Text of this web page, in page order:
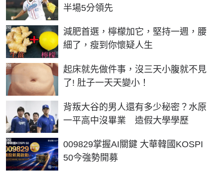
半場5分領先
減肥首選，檸檬加它，堅持一週，腰
細了，瘦到你懷疑人生
PR
起床就先做件事，沒三天小腹就不見
了! 肚子一天天變小！
PR
背叛大谷的男人還有多少秘密？水原
一平高中沒畢業 造假大學學歷
009829掌握AI關鍵 大華韓國KOSPI
50今強勢開募
PR